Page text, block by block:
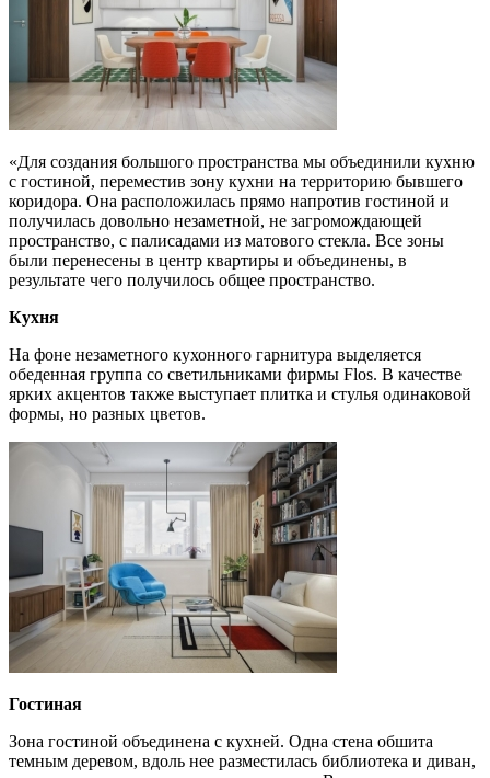
«Для создания большого пространства мы объединили кухню
с гостиной, переместив зону кухни на территорию бывшего
коридора. Она расположилась прямо напротив гостиной и
получилась довольно незаметной, не загромождающей
пространство, с палисадами из матового стекла. Все зоны
были перенесены в центр квартиры и объединены, в
результате чего получилось общее пространство.
Кухня
На фоне незаметного кухонного гарнитура выделяется
обеденная группа со светильниками фирмы Flos. В качестве
ярких акцентов также выступает плитка и стулья одинаковой
формы, но разных цветов.
Гостиная
Зона гостиной объединена с кухней. Одна стена обшита
темным деревом, вдоль нее разместилась библиотека и диван,